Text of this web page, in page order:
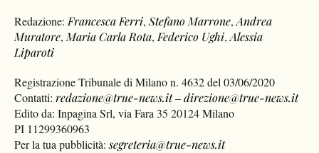
Redazione: Francesca Ferri,Stefano Marrone,Andrea
Muratore, Maria Carla Rota, Federico Ughi,Alessia
Liparoti
Registrazione Tribunale di Milano n. 4632 del 03/06/2020
Contatti:redazione@true-news.it–direzione@true-news.it
Edito da: Inpagina Srl, via Fara 35 20124 Milano
PI 11299360963
Per la tua pubblicità:segreteria@true-news.it